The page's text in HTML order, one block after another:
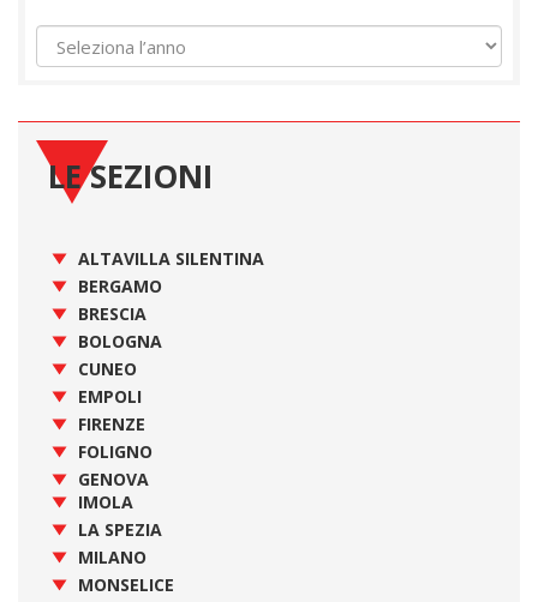
LE SEZIONI
ALTAVILLA SILENTINA
BERGAMO
BRESCIA
BOLOGNA
CUNEO
EMPOLI
FIRENZE
FOLIGNO
GENOVA
IMOLA
LA SPEZIA
MILANO
MONSELICE